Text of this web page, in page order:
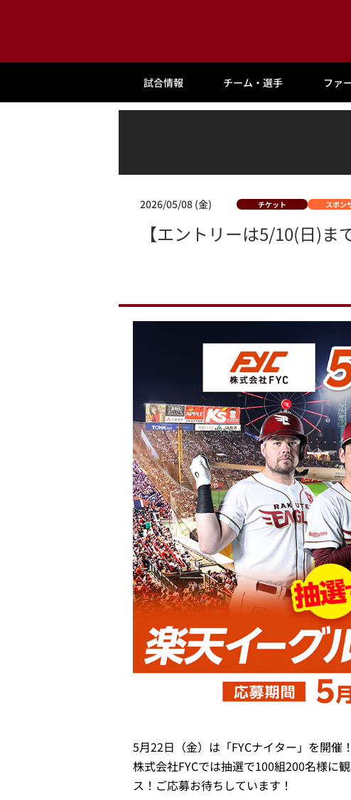
試合情報 チーム・選手 ファ
2026/05/08 (金) チケット スポン
【エントリーは5/10(日)
5月22日（金）は「FYCナイター」を開催！
株式会社FYCでは抽選で100組200名様に
ス！ご応募お待ちしています！